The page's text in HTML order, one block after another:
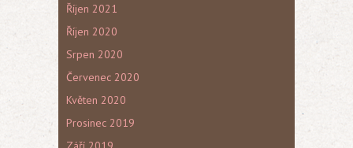
Říjen 2021
Říjen 2020
Srpen 2020
Červenec 2020
Květen 2020
Prosinec 2019